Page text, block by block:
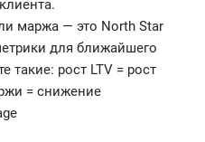
маржа — это North Star
для ближайшего
такие: рост LTV = рост
= снижение